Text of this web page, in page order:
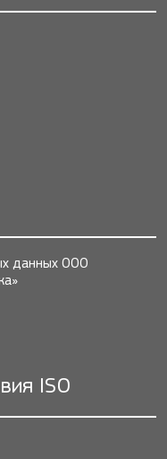
данных ООО
ISO